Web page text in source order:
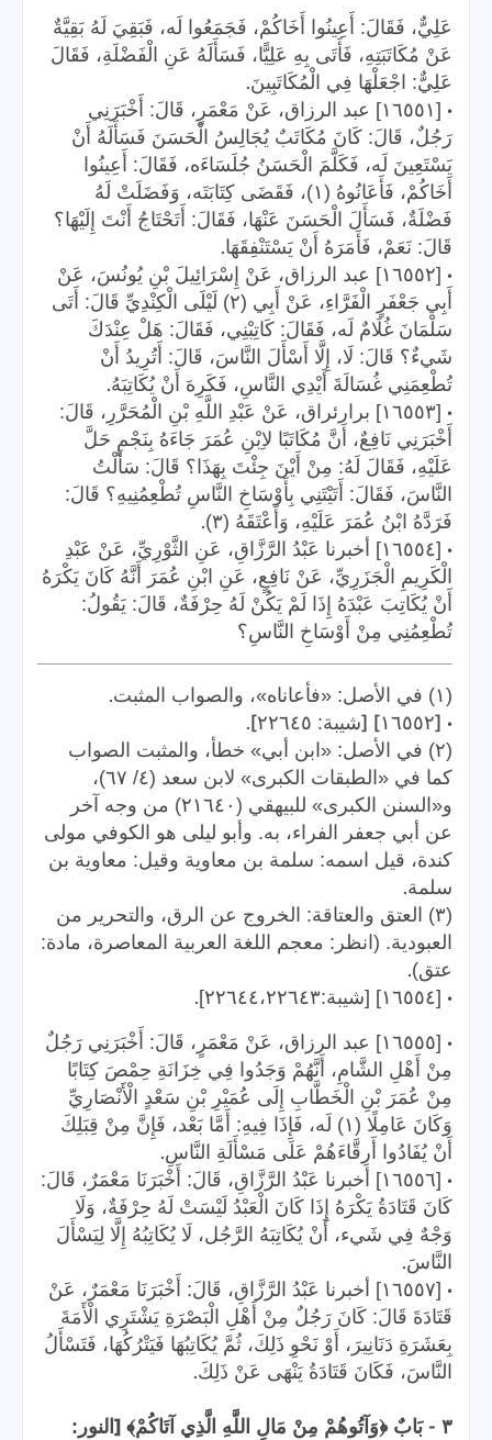
عَلِيٌّ، فَقَالَ: أَعِينُوا أَخَاكُمْ، فَجَمَعُوا لَه، فَبَقِيَ لَهُ بَقِيَّةٌ
عَنْ مُكَاتَبَتِهِ، فَأَتَى بِهِ عَلِيًّا، فَسَأَلَهُ عَنِ الْفَضْلَةِ، فَقَالَ
عَلِيٌّ: اجْعَلْهَا فِي الْمُكَاتَبِينَ.
•
[١٦٥٥١] عبد الرزاق، عَنْ مَعْمَرٍ، قَالَ: أَخْبَرَنِي
رَجُلٌ، قَالَ: كَانَ مُكَاتَبٌ يُجَالِسُ الْحَسَنَ فَسَأَلَهُ أَنْ
يَسْتَعِينَ لَه، فَكَلَّمَ الْحَسَنُ جُلَسَاءَه، فَقَالَ: أَعِينُوا
أَخَاكُمْ، فَأَعَانُوهُ (١)، فَقَضَى كِتَابَتَه، وَفَضَلَتْ لَهُ
فَضْلَةٌ، فَسَأَلَ الْحَسَنَ عَنْهَا، فَقَالَ: أَتَحْتَاجُ أَنْتَ إِلَيْهَا؟
قَالَ: نَعَمْ، فَأَمَرَهُ أَنْ يَسْتَنْفِقَهَا.
•
[١٦٥٥٢] عبد الرزاق، عَنْ إِسْرَائِيلَ بْنِ يُونُسَ، عَنْ
أَبِي جَعْفَرٍ الْفَرَّاءِ، عَنْ أَبِي (٢) لَيْلَى الْكِنْدِيِّ قَالَ: أَتَى
سَلْمَانَ غُلَامٌ لَه، فَقَالَ: كَاتِبْنِي، فَقَالَ: هَلْ عِنْدَكَ
شَيءٌ؟ قَالَ: لَا، إِلَّا أَسْأَلَ النَّاسَ، قَالَ: أَتُرِيدُ أَنْ
تُطْعِمَنِي غُسَالَةَ أَيْدِي النَّاسِ، فَكَرِهَ أَنْ يُكَاتِبَهُ.
•
[١٦٥٥٣] برارئراق، عَنْ عَبْدِ اللَّهِ بْنِ الْمُحَرَّرِ، قَالَ:
أَخْبَرَنِي نَافِعٌ، أَنَّ مُكَاتَبًا لاِبْنِ عُمَرَ جَاءَهُ بِنَجْمٍ حَلَّ
عَلَيْهِ، فَقَالَ لَهُ: مِنْ أَيْنَ جِئْتَ بِهَذَا؟ قَالَ: سَأَلْتُ
النَّاسَ، فَقَالَ: أَتَيْتَنِي بِأَوْسَاخِ النَّاسِ تُطْعِمُنِيهِ؟ قَالَ:
فَرَدَّهُ ابْنُ عُمَرَ عَلَيْهِ، وَأَعْتَقَهُ (٣)
.
•
[١٦٥٥٤] أخبرنا عَبْدُ الرَّزَّاقِ، عَنِ الثَّوْرِيِّ، عَنْ عَبْدِ
الْكَرِيمِ الْجَزَرِيِّ، عَنْ نَافِعٍ، عَنِ ابْنِ عُمَرَ أَنَّهُ كَانَ يَكْرَهُ
أَنْ يُكَاتِبَ عَبْدَهُ إِذَا لَمْ يَكُنْ لَهُ حِرْفَةٌ، قَالَ: يَقُولُ:
تُطْعِمُنِي مِنْ أَوْسَاخِ النَّاسِ؟
(١) في الأصل: «فأعاناه»، والصواب المثبت
.
• [١٦٥٥٢] [شيبة: ٢٢٦٤٥ ].
(٢) في الأصل: «ابن أبي» خطأ، والمثبت الصواب
كما في «الطبقات الكبرى» لابن سعد (٤/ ٦٧)،
و«السنن الكبرى» للبيهقي (٢١٦٤٠) من وجه آخر
عن أبي جعفر الفراء، به. وأبو ليلى هو الكوفي مولى
كندة، قيل اسمه: سلمة بن معاوية وقيل: معاوية بن
سلمة.
(٣) العتق والعتاقة: الخروج عن الرق، والتحرير من
العبودية. (انظر: معجم اللغة العربية المعاصرة، مادة:
عتق).
• [١٦٥٥٤] [شيبة:٢٢٦٤٤،٢٢٦٤٣]
.
•
[١٦٥٥٥] عبد الرزاق، عَنْ مَعْمَرٍ، قَالَ: أَخْبَرَنِي رَجُلٌ
مِنْ أَهْلِ الشَّامِ، أَنَّهُمْ وَجَدُوا فِي خِزَانَةِ حِمْصَ كِتَابًا
مِنْ عُمَرَ بْنِ الْخَطَّابِ إِلَى عُمَيْرِ بْنِ سَعْدٍ الْأَنْصَارِيِّ
وَكَانَ عَامِلًا (١) لَه، فَإِذَا فِيهِ: أَمَّا بَعْد، فَإِنَّ مِنْ قِبَلِكَ
أَنْ يُفَادُوا أَرِقَّاءَهُمْ عَلَى مَسْأَلَةِ النَّاسِ.
•
[١٦٥٥٦] أخبرنا عَبْدُ الرَّزَّاقِ، قَالَ: أَخْبَرَنَا مَعْمَرٌ، قَالَ:
كَانَ قَتَادَةُ يَكْرَهُ إِذَا كَانَ الْعَبْدُ لَيْسَتْ لَهُ حِرْفَةٌ، وَلَا
وَجْهٌ فِي شَيء، أَنْ يُكَاتِبَهُ الرَّجُل، لَا يُكَاتِبُهُ إِلَّا لِيَسْأَلَ
النَّاسَ.
•
[١٦٥٥٧] أخبرنا عَبْدُ الرَّزَّاقِ، قَالَ: أَخْبَرَنَا مَعْمَرٌ، عَنْ
قَتَادَةَ قَالَ: كَانَ رَجُلٌ مِنْ أَهْلِ الْبَصْرَةِ يَشْتَرِي الْأَمَةَ
بِعَشَرَةِ دَنَانِيرَ، أَوْ نَحْوِ ذَلِكَ، ثُمَّ يُكَاتِبُهَا فَيَتْرُكُهَا، فَتَسْأَلُ
النَّاسَ، فَكَانَ قَتَادَةُ يَنْهَى عَنْ ذَلِكَ.
٣ -بَابٌ ﴿وَآتُوهُمْ مِنْ مَالِ اللَّهِ الَّذِي آتَاكُمْ﴾ [ النور: